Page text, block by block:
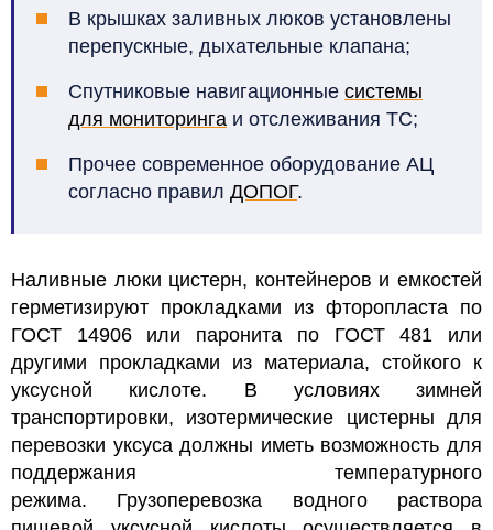
В крышках заливных люков установлены
перепускные, дыхательные клапана;
Спутниковые навигационные системы
для мониторинга и отслеживания ТС;
Прочее современное оборудование АЦ
согласно правил ДОПОГ.
Наливные люки цистерн, контейнеров и емкостей
герметизируют прокладками из фторопласта по
ГОСТ 14906 или паронита по ГОСТ 481 или
другими прокладками из материала, стойкого к
уксусной кислоте. В условиях зимней
транспортировки, изотермические цистерны для
перевозки уксуса должны иметь возможность для
поддержания температурного
режима. Грузоперевозка водного раствора